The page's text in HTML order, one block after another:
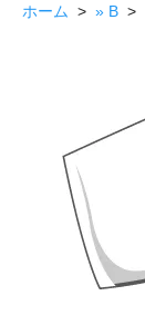
ホーム > » B >